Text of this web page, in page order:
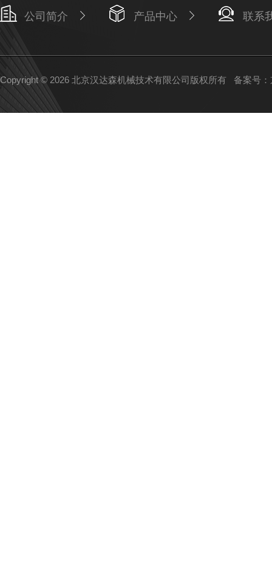
公司简介 产品中心 联系
Copyright © 2026 北京汉达森机械技术有限公司版权所有 备案号：